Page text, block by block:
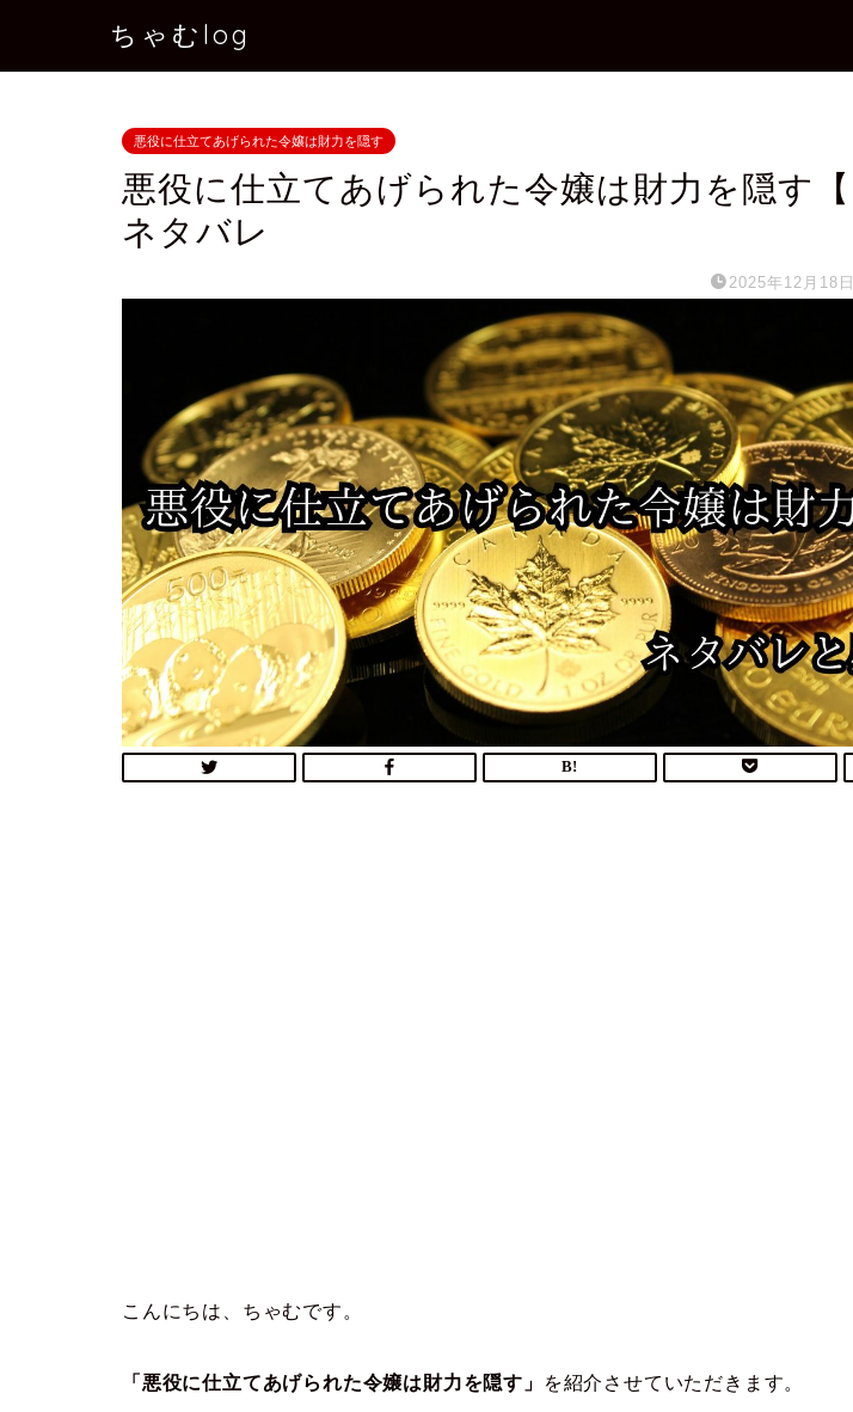
ちゃむlog
悪役に仕立てあげられた令嬢は財力を隠す
悪役に仕立てあげられた令嬢は財力を隠す【
ネタバレ
2025年12月18日
こんにちは、ちゃむです。
「悪役に仕立てあげられた令嬢は財力を隠す」 を紹介させていただきます。